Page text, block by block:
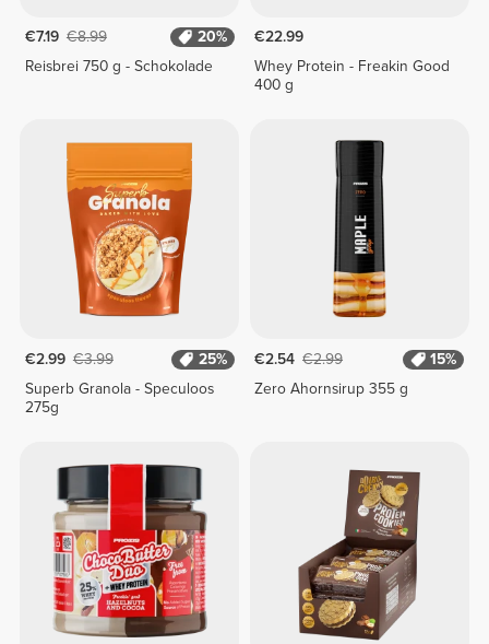
€7.19 €8.99
20%
Reisbrei 750 g - Schokolade
€22.99
Whey Protein - Freakin Good
400 g
€2.99 €3.99
25%
Superb Granola - Speculoos
275g
€2.54 €2.99
15%
Zero Ahornsirup 355 g